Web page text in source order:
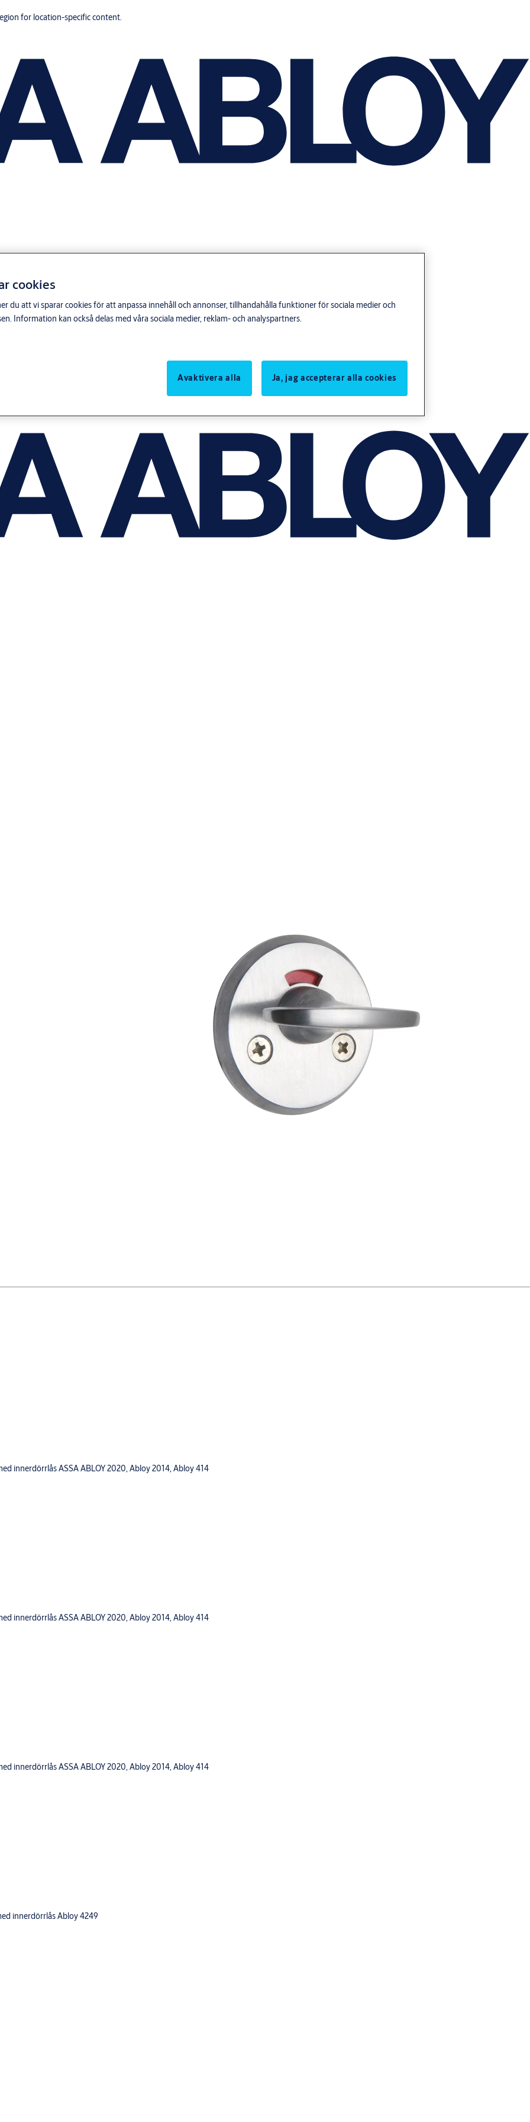
for location-specific content.
innerdörrlås ASSA ABLOY 2020, Abloy 2014, Abloy 414
innerdörrlås ASSA ABLOY 2020, Abloy 2014, Abloy 414
innerdörrlås ASSA ABLOY 2020, Abloy 2014, Abloy 414
innerdörrlås Abloy 4249
cookies
du att vi sparar cookies för att anpassa innehåll och annonser, tillhandahålla funktioner för sociala medier och
Information kan också delas med våra sociala medier, reklam- och analyspartners.
Avaktivera alla
Ja, jag accepterar alla cookies